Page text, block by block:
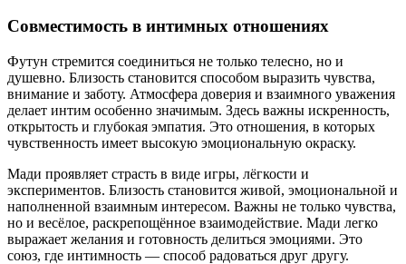
Совместимость в интимных отношениях
Футун стремится соединиться не только телесно, но и
душевно. Близость становится способом выразить чувства,
внимание и заботу. Атмосфера доверия и взаимного уважения
делает интим особенно значимым. Здесь важны искренность,
открытость и глубокая эмпатия. Это отношения, в которых
чувственность имеет высокую эмоциональную окраску.
Мади проявляет страсть в виде игры, лёгкости и
экспериментов. Близость становится живой, эмоциональной и
наполненной взаимным интересом. Важны не только чувства,
но и весёлое, раскрепощённое взаимодействие. Мади легко
выражает желания и готовность делиться эмоциями. Это
союз, где интимность — способ радоваться друг другу.